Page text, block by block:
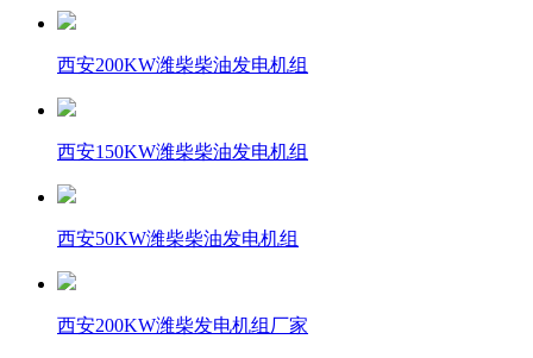
西安200KW潍柴柴油发电机组
西安150KW潍柴柴油发电机组
西安50KW潍柴柴油发电机组
西安200KW潍柴发电机组厂家